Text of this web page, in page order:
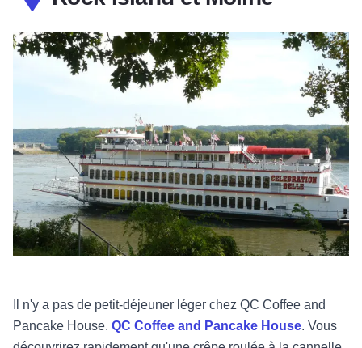
Il n'y a pas de petit-déjeuner léger chez QC Coffee and
Pancake House. QC Coffee and Pancake House. Vous